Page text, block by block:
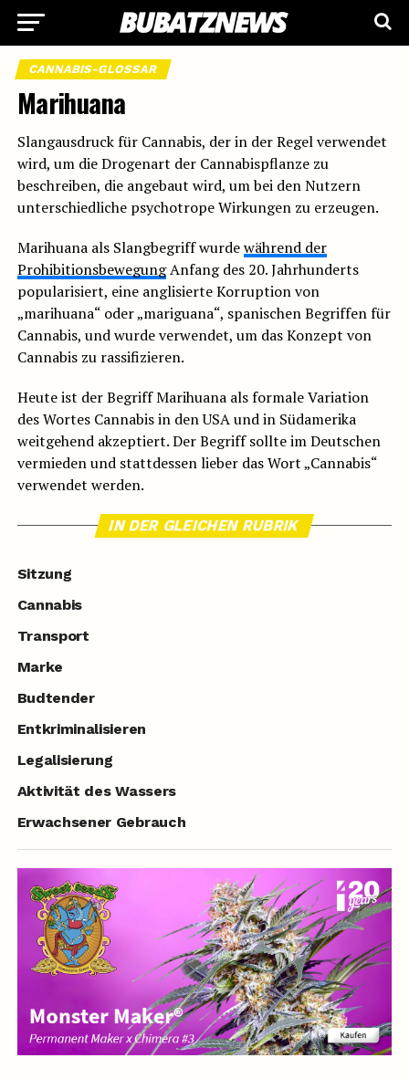
CANNABIS-GLOSSAR
Marihuana
Slangausdruck für Cannabis, der in der Regel verwendet
wird, um die Drogenart der Cannabispflanze zu
beschreiben, die angebaut wird, um bei den Nutzern
unterschiedliche psychotrope Wirkungen zu erzeugen.
Marihuana als Slangbegriff wurdewährend der
ProhibitionsbewegungAnfang des 20. Jahrhunderts
popularisiert, eine anglisierte Korruption von
„marihuana“ oder „mariguana“, spanischen Begriffen für
Cannabis, und wurde verwendet, um das Konzept von
Cannabis zu rassifizieren.
Heute ist der Begriff Marihuana als formale Variation
des Wortes Cannabis in den USA und in Südamerika
weitgehend akzeptiert. Der Begriff sollte im Deutschen
vermieden und stattdessen lieber das Wort „Cannabis“
verwendet werden.
IN DER GLEICHEN RUBRIK
Sitzung
Cannabis
Transport
Marke
Budtender
Entkriminalisieren
Legalisierung
Aktivität des Wassers
Erwachsener Gebrauch